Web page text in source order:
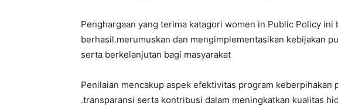
Penghargaan yang terima katagori women in Public Policy ini
berhasil.merumuskan dan mengimplementasikan kebijakan
serta berkelanjutan bagi masyarakat
Penilaian mencakup aspek efektivitas program keberpihakan
.transparansi serta kontribusi dalam meningkatkan kualitas